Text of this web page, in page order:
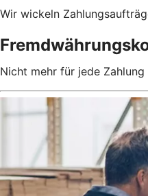
Wir wickeln
Nicht mehr für jede Zahlung